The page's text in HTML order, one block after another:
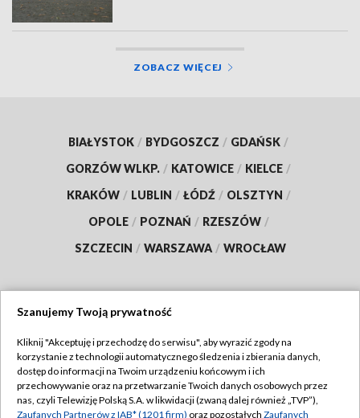
ZOBACZ WIĘCEJ
BIAŁYSTOK / BYDGOSZCZ / GDAŃSK /
GORZÓW WLKP. / KATOWICE / KIELCE /
KRAKÓW / LUBLIN / ŁÓDŹ / OLSZTYN /
OPOLE / POZNAŃ / RZESZÓW /
SZCZECIN / WARSZAWA / WROCŁAW
TVP
Abonament TVP
Emisja w TVP
Regulamin TVP
Szanujemy Twoją prywatność
Kliknij "Akceptuję i przechodzę do serwisu", aby wyrazić zgody na
korzystanie z technologii automatycznego śledzenia i zbierania danych,
dostęp do informacji na Twoim urządzeniu końcowym i ich
przechowywanie oraz na przetwarzanie Twoich danych osobowych przez
nas, czyli Telewizję Polską S.A. w likwidacji (zwaną dalej również „TVP”),
Zaufanych Partnerów z IAB* (1201 firm) oraz pozostałych Zaufanych